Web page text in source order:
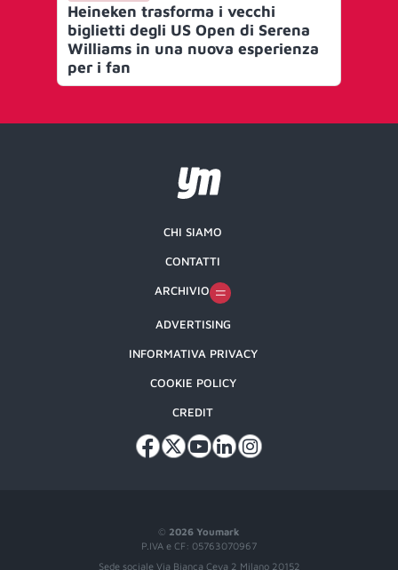
Heineken trasforma i vecchi
biglietti degli US Open di Serena
Williams in una nuova esperienza
per i fan
© 2026 Youmark
P.IVA e CF: 05763070967
Sede sociale Via Bianca Ceva 2 Milano 20152
CHI SIAMO
CONTATTI
ARCHIVIO
ADVERTISING
INFORMATIVA PRIVACY
COOKIE POLICY
CREDIT